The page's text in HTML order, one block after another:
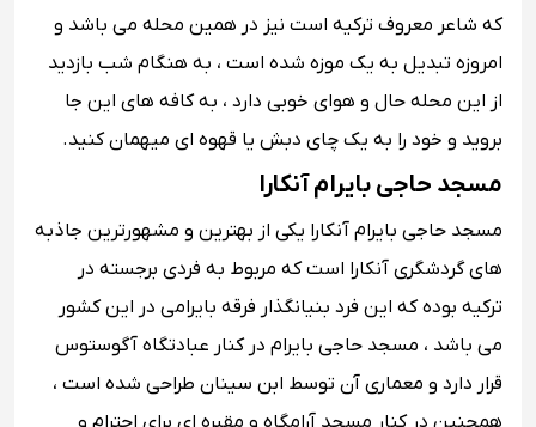
که شاعر معروف ترکیه است نیز در همین محله می باشد و
امروزه تبدیل به یک موزه شده است ، به هنگام شب بازدید
از این محله حال و هوای خوبی دارد ، به کافه های این جا
بروید و خود را به یک چای دبش یا قهوه ای میهمان کنید.
مسجد حاجی بایرام آنکارا
مسجد حاجی بایرام آنکارا یکی از بهترین و مشهورترین جاذبه
های گردشگری آنکارا است که مربوط به فردی برجسته در
ترکیه بوده که این فرد بنیانگذار فرقه بایرامی در این کشور
می باشد ، مسجد حاجی بایرام در کنار عبادتگاه آگوستوس
قرار دارد و معماری آن توسط ابن سینان طراحی شده است ،
همچنین در کنار مسجد آرامگاه و مقبره ای برای احترام و